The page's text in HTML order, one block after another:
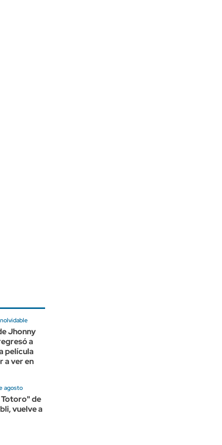
Jhonny
a
película
a ver en
agosto
de
vuelve a